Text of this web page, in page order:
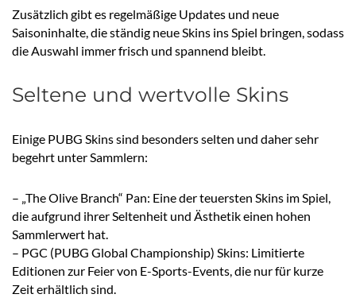
Zusätzlich gibt es regelmäßige Updates und neue
Saisoninhalte, die ständig neue Skins ins Spiel bringen, sodass
die Auswahl immer frisch und spannend bleibt.
Seltene und wertvolle Skins
Einige PUBG Skins sind besonders selten und daher sehr
begehrt unter Sammlern:
– „The Olive Branch“ Pan: Eine der teuersten Skins im Spiel,
die aufgrund ihrer Seltenheit und Ästhetik einen hohen
Sammlerwert hat.
– PGC (PUBG Global Championship) Skins: Limitierte
Editionen zur Feier von E-Sports-Events, die nur für kurze
Zeit erhältlich sind.